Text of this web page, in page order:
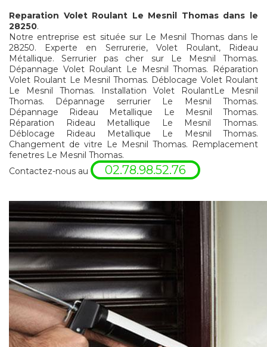
Reparation Volet Roulant Le Mesnil Thomas dans le
28250.
Notre entreprise est située sur Le Mesnil Thomas dans le
28250. Experte en Serrurerie, Volet Roulant, Rideau
Métallique. Serrurier pas cher sur Le Mesnil Thomas.
Dépannage Volet Roulant Le Mesnil Thomas. Réparation
Volet Roulant Le Mesnil Thomas. Déblocage Volet Roulant
Le Mesnil Thomas. Installation Volet RoulantLe Mesnil
Thomas. Dépannage serrurier Le Mesnil Thomas.
Dépannage Rideau Metallique Le Mesnil Thomas.
Réparation Rideau Metallique Le Mesnil Thomas.
Déblocage Rideau Metallique Le Mesnil Thomas.
Changement de vitre Le Mesnil Thomas. Remplacement
fenetres Le Mesnil Thomas.
Contactez-nous au
02.78.98.52.76